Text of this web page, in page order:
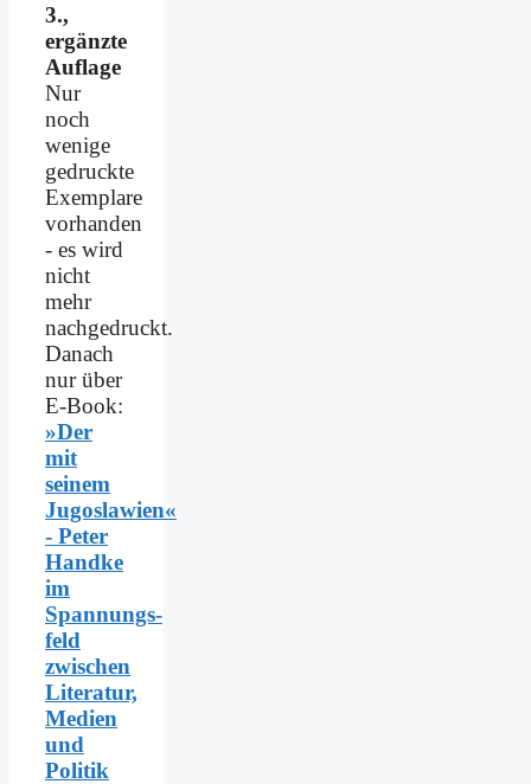
3.,
ergänzte
Auflage
Nur
noch
wenige
gedruckte
Exemplare
vorhanden
- es wird
nicht
mehr
nachgedruckt.
Danach
nur über
E-Book:
»Der
mit
seinem
Jugoslawien«
- Peter
Handke
im
Spannungs­
feld
zwischen
Literatur,
Medien
und
Politik